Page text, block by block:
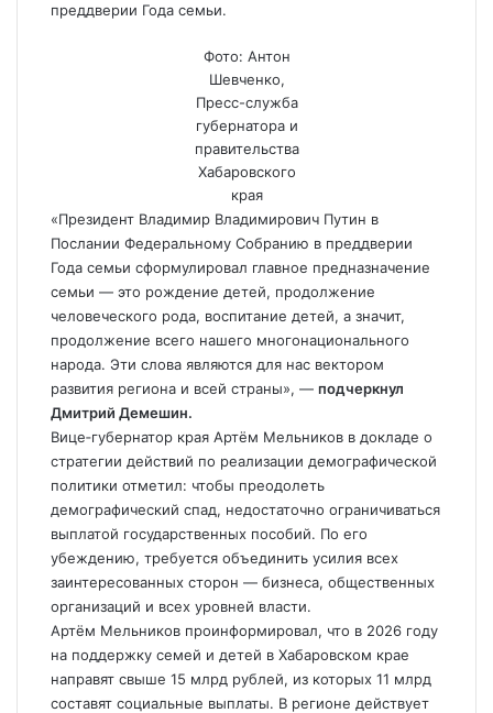
преддверии Года семьи.
Фото: Антон
Шевченко,
Пресс-служба
губернатора и
правительства
Хабаровского
края
«Президент Владимир Владимирович Путин в
Послании Федеральному Собранию в преддверии
Года семьи сформулировал главное предназначение
семьи — это рождение детей, продолжение
человеческого рода, воспитание детей, а значит,
продолжение всего нашего многонационального
народа. Эти слова являются для нас вектором
развития региона и всей страны», — подчеркнул
Дмитрий Демешин.
Вице‑губернатор края Артём Мельников в докладе о
стратегии действий по реализации демографической
политики отметил: чтобы преодолеть
демографический спад, недостаточно ограничиваться
выплатой государственных пособий. По его
убеждению, требуется объединить усилия всех
заинтересованных сторон — бизнеса, общественных
организаций и всех уровней власти.
Артём Мельников проинформировал, что в 2026 году
на поддержку семей и детей в Хабаровском крае
направят свыше 15 млрд рублей, из которых 11 млрд
составят социальные выплаты. В регионе действует